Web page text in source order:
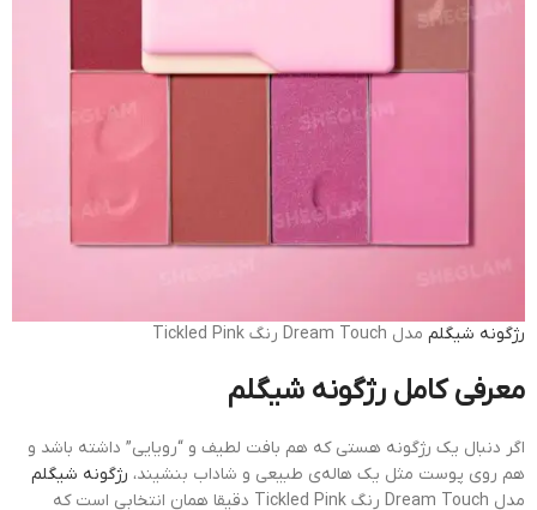
رژگونه شیگلم مدل Dream Touch رنگ Tickled Pink
معرفی کامل رژگونه شیگلم
اگر دنبال یک رژگونه هستی که هم بافت لطیف و “رویایی” داشته باشد و
هم روی پوست مثل یک هاله‌ی طبیعی و شاداب بنشیند، رژگونه شیگلم
مدل Dream Touch رنگ Tickled Pink دقیقا همان انتخابی است که